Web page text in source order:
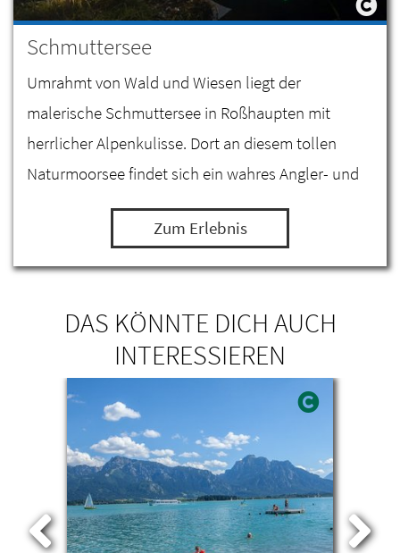
Schmuttersee
Umrahmt von Wald und Wiesen liegt der
malerische Schmuttersee in Roßhaupten mit
herrlicher Alpenkulisse. Dort an diesem tollen
Naturmoorsee findet sich ein wahres Angler- und
Badeparadies.
Zum Erlebnis
DAS KÖNNTE DICH AUCH
INTERESSIEREN